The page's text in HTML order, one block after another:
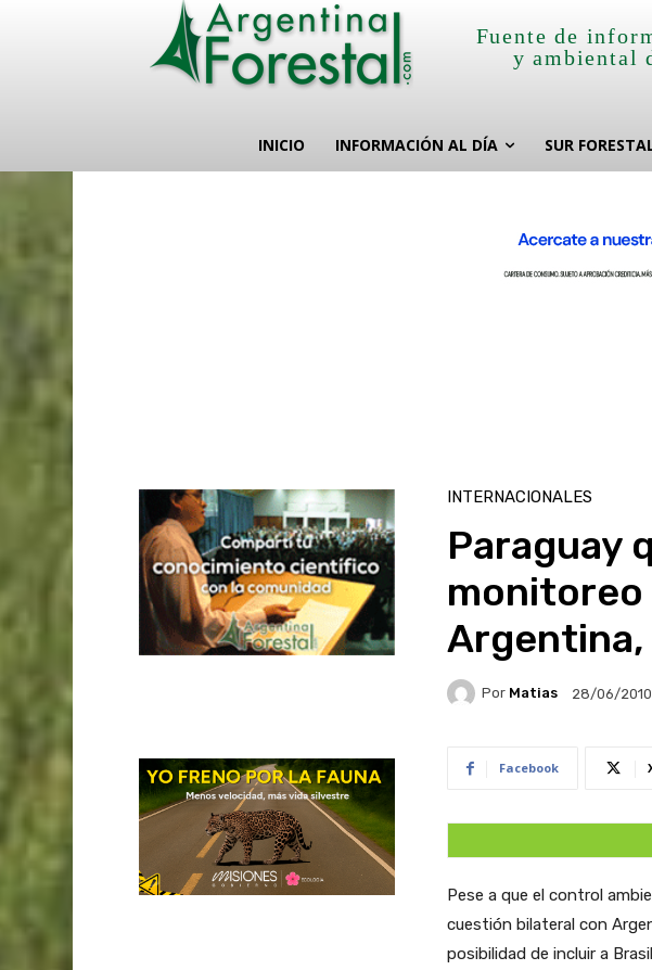
Fuente de
y ambiental
INICIO INFORMACIÓN AL DÍA SUR
INTERNACIONALES
Paraguay
Argentina,
Por Matias 28/06/2010
Facebook
Pese a que el control
cuestión bilateral con
posibilidad de incluir a